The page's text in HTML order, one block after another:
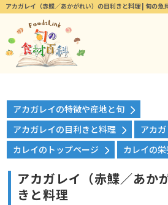
アカガレイ（赤鰈／あかがれい）の目利きと料理 | 旬の魚
アカガレイの特徴や産地と旬
アカガレイの目利きと料理
アカ
カレイのトップページ
カレイの
アカガレイ（赤鰈／あか
きと料理